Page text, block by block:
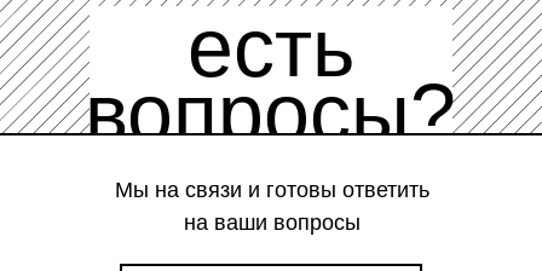
есть
вопросы?
Мы на связи и готовы ответить
на ваши вопросы